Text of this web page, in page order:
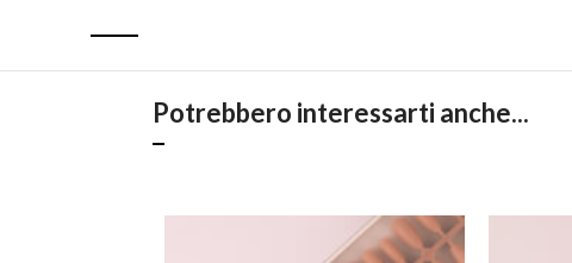
Potrebbero interessarti anche...